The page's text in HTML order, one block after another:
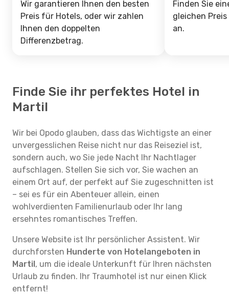
Wir garantieren Ihnen den besten
Preis für Hotels, oder wir zahlen
Ihnen den doppelten
Differenzbetrag.
Finden Sie
gleichen
an.
Finde Sie ihr perfektes Hotel in
Martil
Wir bei Opodo glauben, dass das Wichtigste an einer
unvergesslichen Reise nicht nur das Reiseziel ist,
sondern auch, wo Sie jede Nacht Ihr Nachtlager
aufschlagen. Stellen Sie sich vor, Sie wachen an
einem Ort auf, der perfekt auf Sie zugeschnitten ist
– sei es für ein Abenteuer allein, einen
wohlverdienten Familienurlaub oder Ihr lang
ersehntes romantisches Treffen.
Unsere Website ist Ihr persönlicher Assistent. Wir
durchforsten Hunderte von Hotelangeboten in
Martil, um die ideale Unterkunft für Ihren nächsten
Urlaub zu finden. Ihr Traumhotel ist nur einen Klick
entfernt!